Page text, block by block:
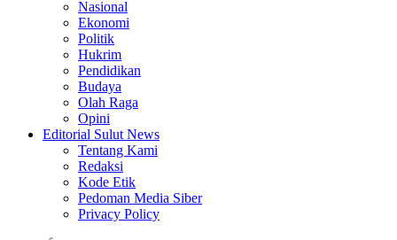
Nasional
Ekonomi
Politik
Hukrim
Pendidikan
Budaya
Olah Raga
Opini
Editorial Sulut News
Tentang Kami
Redaksi
Kode Etik
Pedoman Media Siber
Privacy Policy